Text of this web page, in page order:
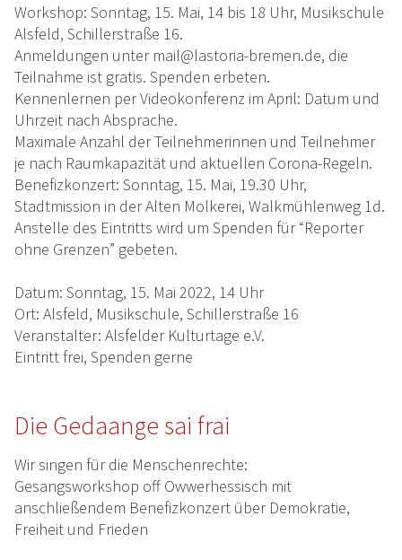
Workshop: Sonntag, 15. Mai, 14 bis 18 Uhr, Musikschule
Alsfeld, Schillerstraße 16.
Anmeldungen unter mail@lastoria-bremen.de, die
Teilnahme ist gratis. Spenden erbeten.
Kennenlernen per Videokonferenz im April: Datum und
Uhrzeit nach Absprache.
Maximale Anzahl der Teilnehmerinnen und Teilnehmer
je nach Raumkapazität und aktuellen Corona-Regeln.
Benefizkonzert: Sonntag, 15. Mai, 19.30 Uhr,
Stadtmission in der Alten Molkerei, Walkmühlenweg 1d.
Anstelle des Eintritts wird um Spenden für “Reporter
ohne Grenzen” gebeten.
Datum: Sonntag, 15. Mai 2022, 14 Uhr
Ort: Alsfeld, Musikschule, Schillerstraße 16
Veranstalter: Alsfelder Kulturtage e.V.
Eintritt frei, Spenden gerne
Die Gedaange sai frai
Wir singen für die Menschenrechte:
Gesangsworkshop off Owwerhessisch mit
anschließendem Benefizkonzert über Demokratie,
Freiheit und Frieden